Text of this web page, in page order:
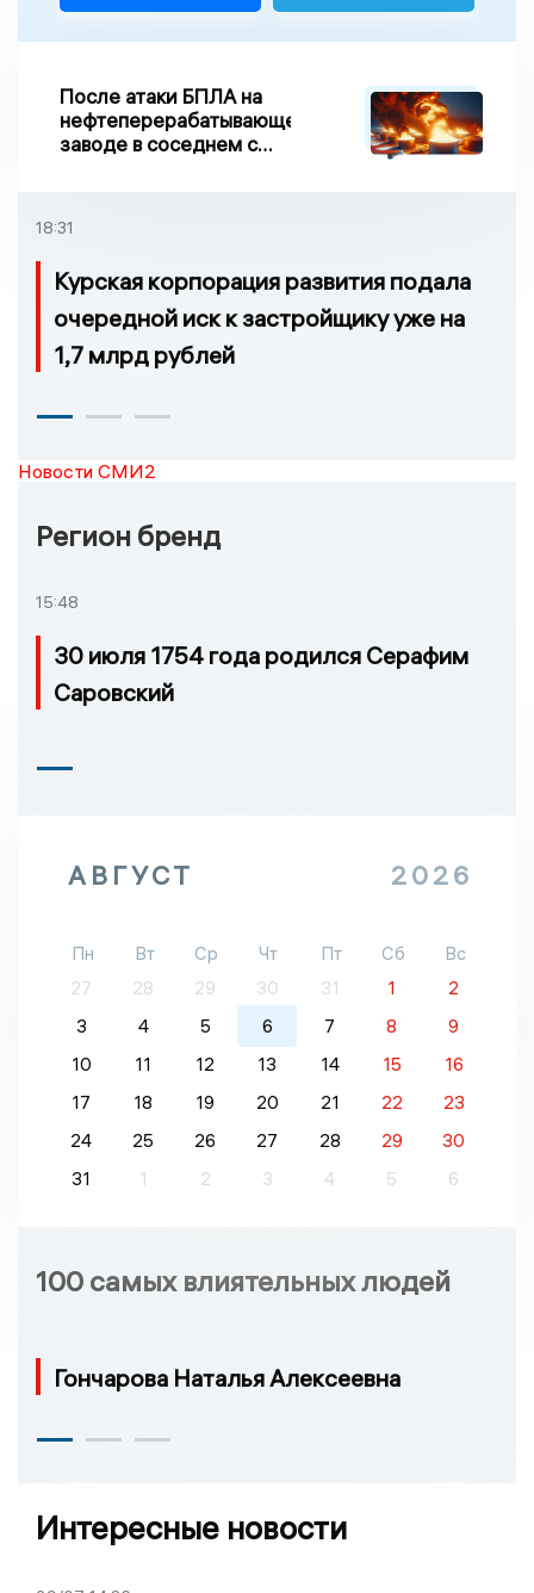
После атаки БПЛА на
нефтеперерабатывающем
заводе в соседнем с
18:31
Курская корпорация развития подала
очередной иск к застройщику уже на
1,7 млрд рублей
Новости СМИ2
Регион бренд
15:48
30 июля 1754 года родился Серафим
Саровский
АВГУСТ 2026
Пн Вт Ср Чт Пт Сб
Вс
27
28 29 30 31 1
2
3
4 5 6 7 8
9
10
11 12 13 14 15
16
17
18 19 20 21 22
23
24
25 26 27 28 29
30
31
1 2 3 4 5 6
100 самых влиятельных людей
Гончарова Наталья Алексеевна
Интересные новости